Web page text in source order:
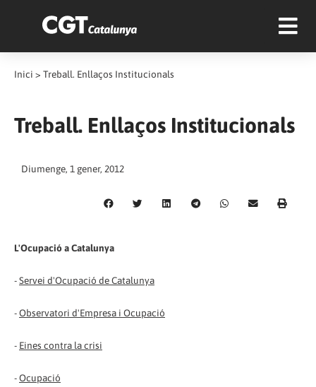
Inici > Treball. Enllaços Institucionals
Treball. Enllaços Institucionals
Diumenge, 1 gener, 2012
L'Ocupació a Catalunya
-Servei d'Ocupació de Catalunya
-Observatori d'Empresa i Ocupació
- Eines contra la crisi
-Ocupació